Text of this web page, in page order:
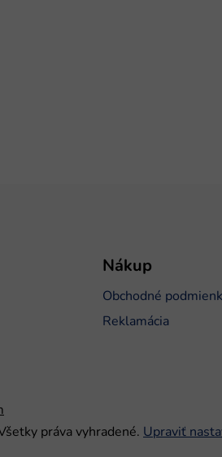
Nákup
Obchodné
Reklamácia
práva vyhradené. Upraviť